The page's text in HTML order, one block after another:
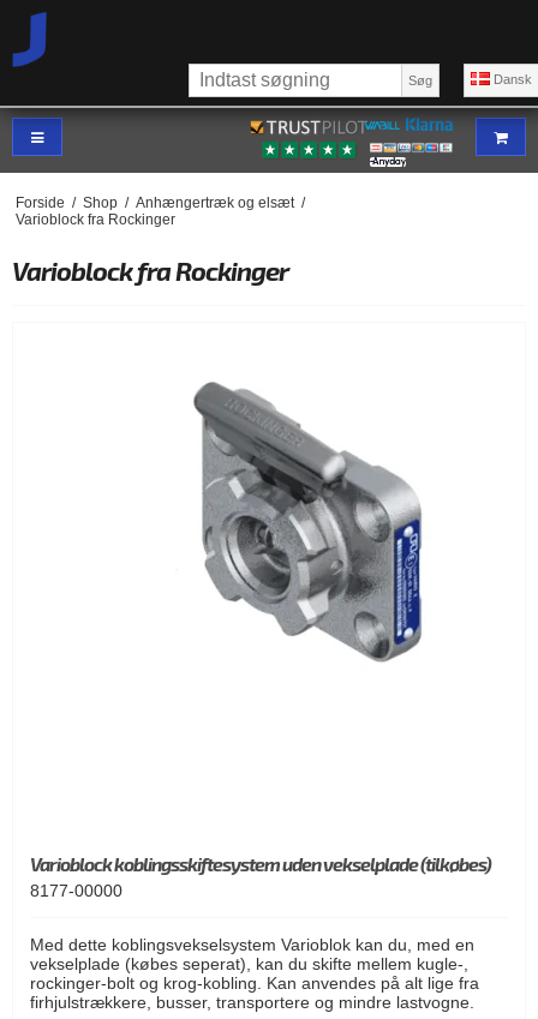
Dansk
Søg
Forside / Shop / Anhængertræk og elsæt /
Varioblock fra Rockinger
Varioblock fra Rockinger
Varioblock koblingsskiftesystem uden vekselplade (tilkøbes)
8177-00000
Med dette koblingsvekselsystem Varioblok kan du, med en
vekselplade (købes seperat), kan du skifte mellem kugle-,
rockinger-bolt og krog-kobling. Kan anvendes på alt lige fra
firhjulstrækkere, busser, transportere og mindre lastvogne.